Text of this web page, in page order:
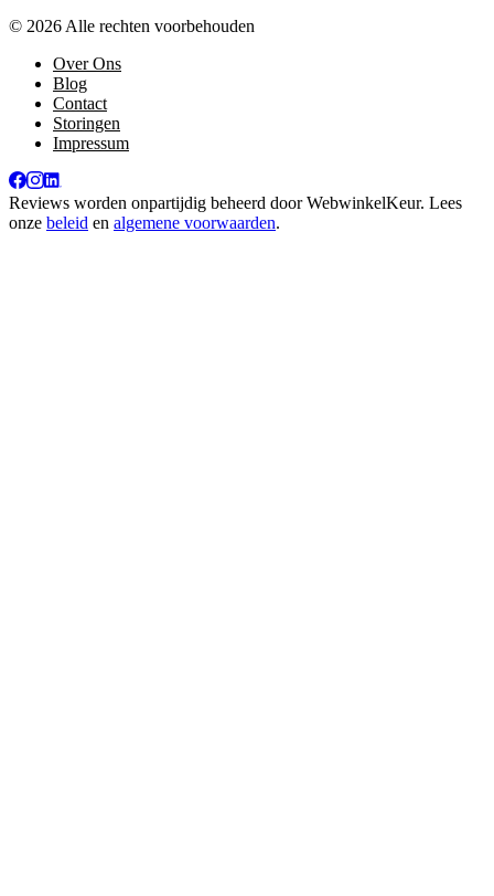
© 2026 Alle rechten voorbehouden
Over Ons
Blog
Contact
Storingen
Impressum
Reviews worden onpartijdig beheerd doorWebwinkelKeur. Lees
onze beleid en algemene voorwaarden.